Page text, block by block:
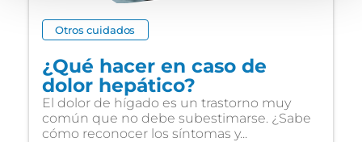
Otros cuidados
¿Qué hacer en caso de
dolor hepático?
El dolor de hígado es un trastorno muy
común que no debe subestimarse. ¿Sabe
cómo reconocer los síntomas y...